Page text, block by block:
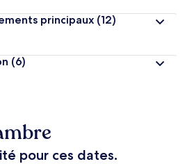
principaux (12)
(6)
pour ces dates.